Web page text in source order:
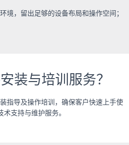
境，留出足够的设备布局和操作空间；
装与培训服务？
指导及操作培训，确保客户快速上手使
支持与维护服务。